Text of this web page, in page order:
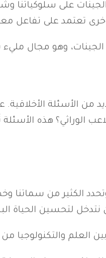
على سلوكياتنا
تعتمد على تفاعل
وهو مجال مليء
من الأسئلة
الوراثي؟ هذه
الكثير من سماتنا
لتحسين الحياة
العلم والتكنولوجيا